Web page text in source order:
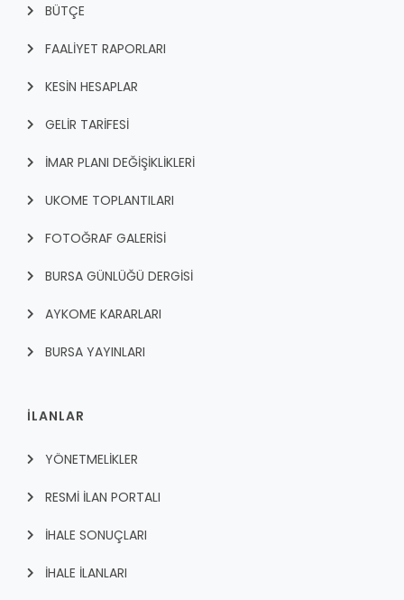
BÜTÇE
FAALİYET RAPORLARI
KESİN HESAPLAR
GELİR TARİFESİ
İMAR PLANI DEĞİŞİKLİKLERİ
UKOME TOPLANTILARI
FOTOĞRAF GALERİSİ
BURSA GÜNLÜĞÜ DERGİSİ
AYKOME KARARLARI
BURSA YAYINLARI
İLANLAR
YÖNETMELİKLER
RESMİ İLAN PORTALI
İHALE SONUÇLARI
İHALE İLANLARI